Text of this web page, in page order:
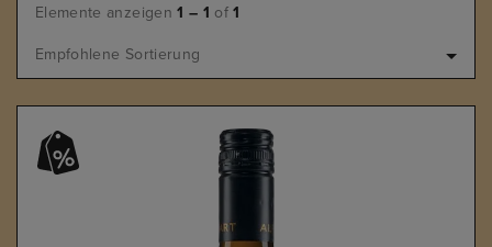
Elemente anzeigen1 – 1 of1
Empfohlene Sortierung